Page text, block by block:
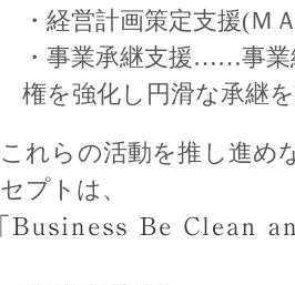
・経営計画策定支援(Ｍ
・事業承継支援……事業
権を強化し円滑な承継
これらの活動を推し進め
セプトは、